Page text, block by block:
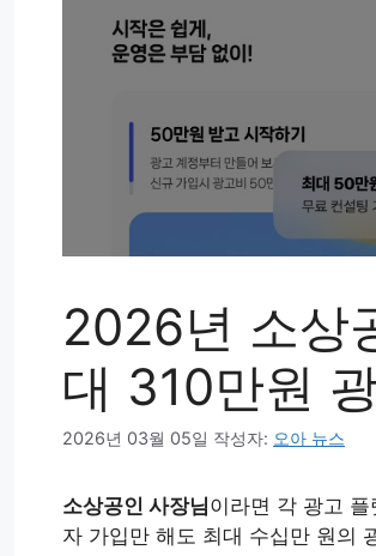
2026년 소상
대 310만원
2026년 03월 05일 작성자: 오아 뉴스
소상공인 사장님이라면 각 광고
자 가입만 해도 최대 수십만 원의